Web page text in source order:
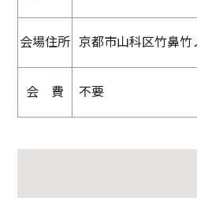
会場住所 京都市山科区竹鼻竹
会 費 不要